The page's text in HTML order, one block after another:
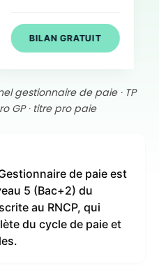
BILAN GRATUIT
de paie
gestionnaire de paie · TP
GP · titre pro paie
de paie est
5 (Bac+2) du
au RNCP, qui
du cycle de paie et